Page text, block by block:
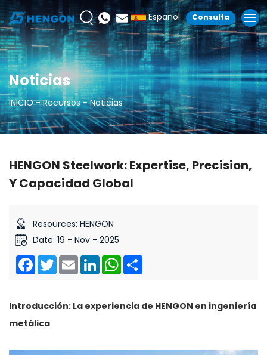
Español Consulta
Noticias
INICIO Recursos Noticias
HENGON Steelwork: Expertise, Precision,
Y Capacidad Global
Resources: HENGON
Date: 19 - Nov - 2025
Facebook
TwitterEmailLinkedInWhatsApp
Introducción: La experiencia de HENGON en ingeniería
metálica